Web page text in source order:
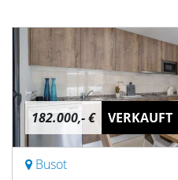
182.000,- € VERKAUFT
Busot